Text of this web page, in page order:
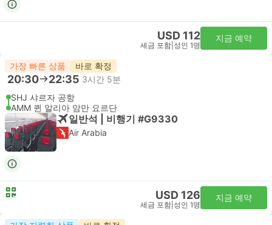
USD 112
세금 포함 성인 1명
지금 예약
가장 빠른 상품 바로 확정
20:30 22:35 3시간 5분
SHJ 샤르자 공항
AMM 퀸 알리아 암만 요르단
일반석 | 비행기 #G9330
Air Arabia
USD 126
세금 포함 성인 1명
지금 예약